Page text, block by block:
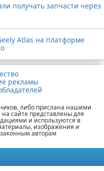
получать запчасти через
Atlas на платформе
рекламы
либо прислана нашими
сайте представлены для
и используются в
изображения и
авторам